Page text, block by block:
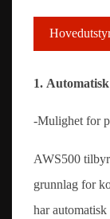
1.
-Mulighet for
AWS500 tilbyr
grunnlag for
har